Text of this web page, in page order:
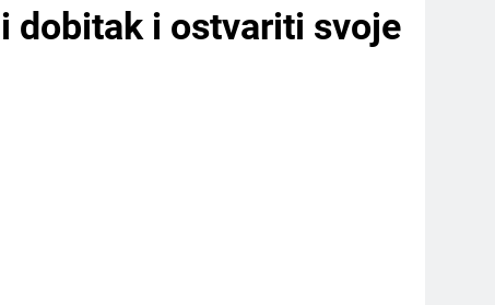
dobitak i ostvariti svoje